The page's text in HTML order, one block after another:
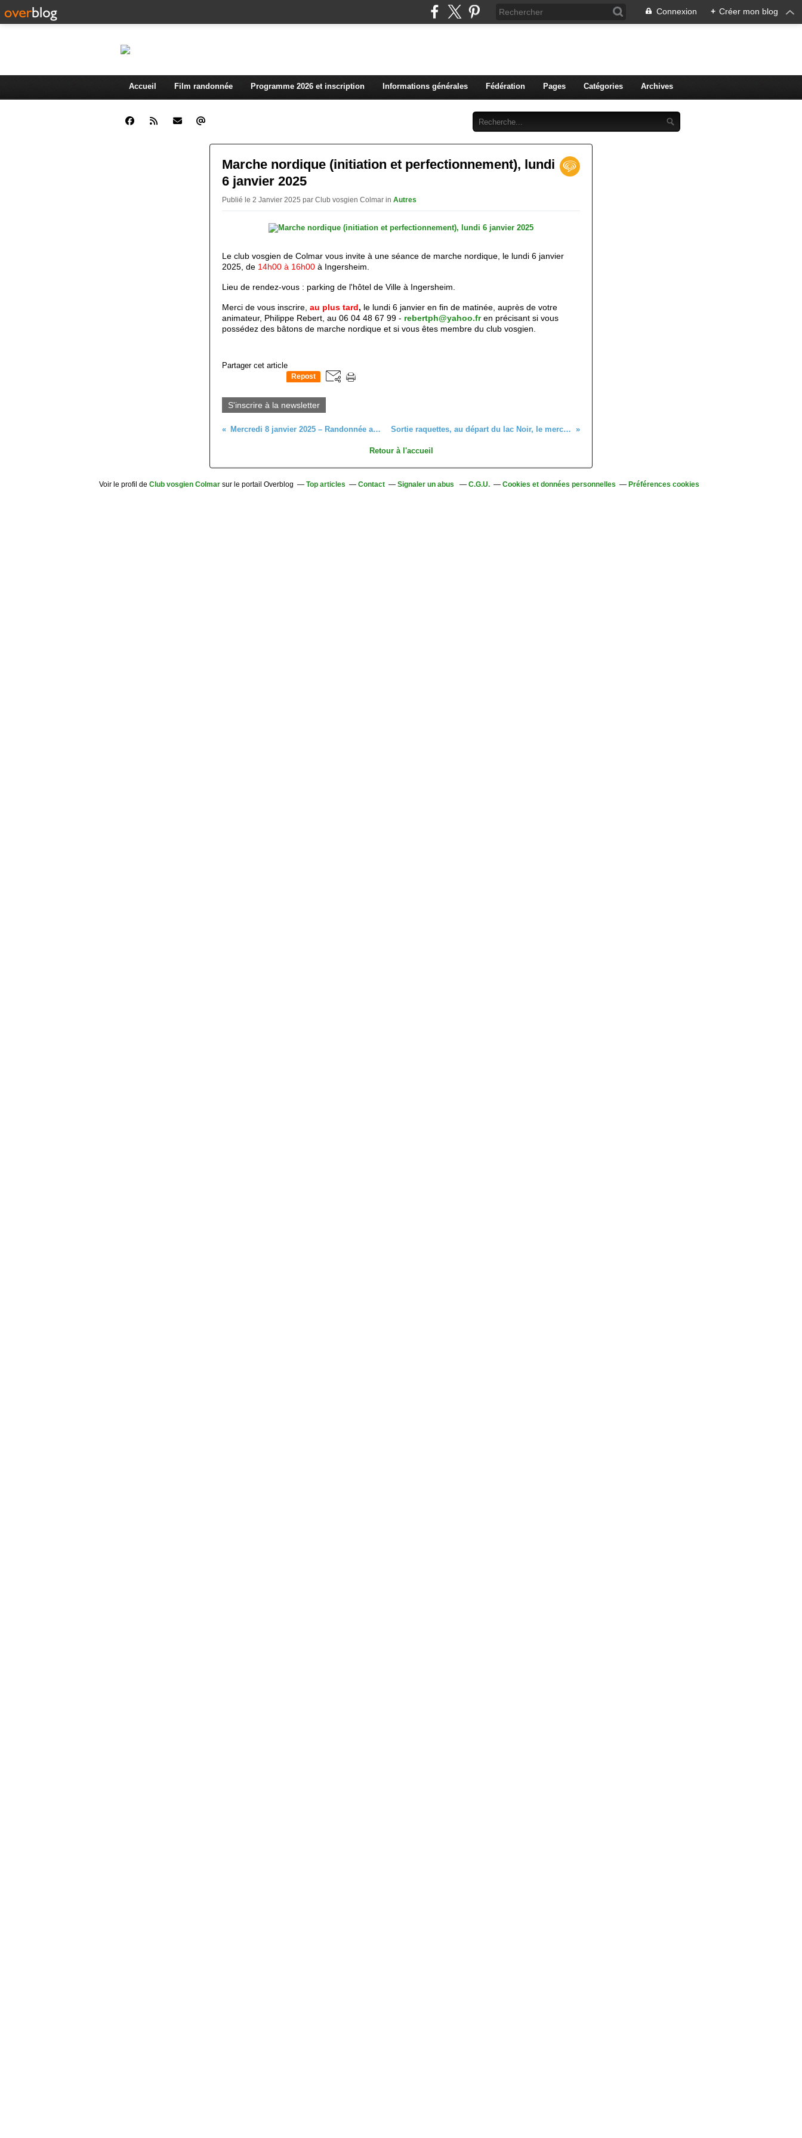
Connexion + Créer mon blog
Accueil Film randonnée Programme 2026 et inscription Informations générales Fédération Pages Catégories Archives
Marche nordique (initiation et perfectionnement), lundi
6 janvier 2025
Publié le 2 Janvier 2025 par Club vosgien Colmar in Autres
Le club vosgien de Colmar vous invite à une séance de marche nordique, le lundi 6 janvier
2025, de 14h00 à 16h00 à Ingersheim
Lieu de rendez-vous : parking de l'hôtel de Ville à Ingersheim.
Merci de vous inscrire, au plus tard, le lundi 6 janvier en fin de matinée, auprès de votre
animateur, Philippe Rebert, au 06 04 48 67 99 - rebertph@yahoo.fren précisant si vous
possédez des bâtons de marche nordique et si vous êtes membre du club vosgien.
Partager cet article
Repost
S'inscrire à la newsletter
Mercredi 8 janvier 2025 – Randonnée au départ d’Orbey Sortie raquettes, au départ du lac Noir, le mercredi 8 Janvier 2025
Retour à l'accueil
Voir le profil de Club vosgien Colmar sur le portail Overblog Top articles Contact Signaler un abus C.G.U. Cookies et données personnelles Préférences cookies